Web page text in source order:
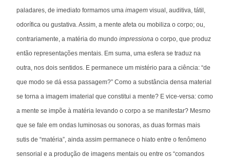
paladares, de imediato formamos uma imagem visual, auditiva, tátil,
odorífica ou gustativa. Assim, a mente afeta ou mobiliza o corpo; ou,
contrariamente, a matéria do mundo impressiona o corpo, que produz
então representações mentais. Em suma, uma esfera se traduz na
outra, nos dois sentidos. E permanece um mistério para a ciência: “de
que modo se dá essa passagem?” Como a substância densa material
se torna a imagem imaterial que constitui a mente? E vice-versa: como
a mente se impõe à matéria levando o corpo a se manifestar? Mesmo
que se fale em ondas luminosas ou sonoras, as duas formas mais
sutis de “matéria”, ainda assim permanece o hiato entre o fenômeno
sensorial e a produção de imagens mentais ou entre os “comandos